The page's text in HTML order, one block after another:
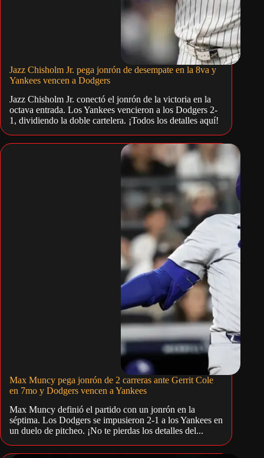
Jazz Chisholm Jr. pega jonrón de desempate en la 8va y
Yankees vencen a Dodgers
Jazz Chisholm Jr. conectó el jonrón de la victoria en la
octava entrada. Los Yankees vencieron a los Dodgers 2-
1, dividiendo la doble cartelera. ¡Todos los detalles aquí!
Max Muncy pega jonrón de 2 carreras ante Gerrit Cole
en 7mo y Dodgers vencen a Yankees
Max Muncy definió el partido con un jonrón en la
séptima. Los Dodgers se impusieron 2-1 a los Yankees en
un duelo de pitcheo. ¡No te pierdas los detalles del...